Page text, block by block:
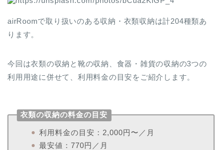
airRoomで取り扱いのある収納・衣類収納は計204種類あ
ります。
今回は衣類の収納と靴の収納、食器・雑貨の収納の3つの
利用用途に併せて、利用料金の目安をご紹介します。
衣類の収納の料金の目安
利用料金の目安：2,000円〜／月
最安値：770円／月